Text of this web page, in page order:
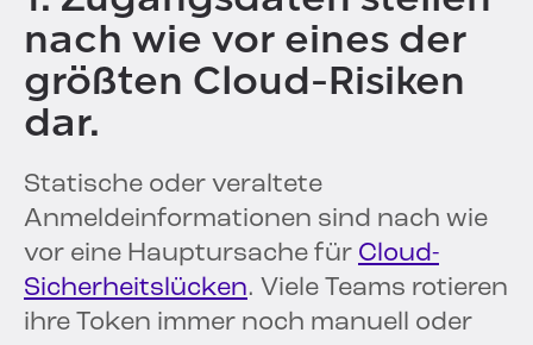
nach wie vor eines der
größten Cloud-Risiken
dar.
Statische oder veraltete
Anmeldeinformationen sind nach wie
vor eine Hauptursache für Cloud-
Sicherheitslücken. Viele Teams rotieren
ihre Token immer noch manuell oder